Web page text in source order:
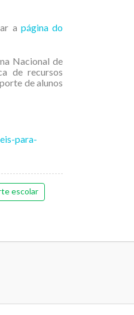
a página do
Nacional de
de recursos
de alunos
para-
escolar